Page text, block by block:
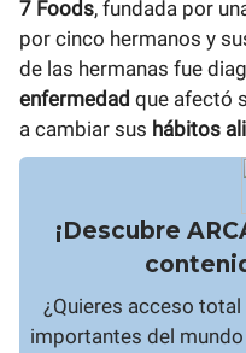
7 Foods, fundada por
por cinco hermanos y
de las hermanas fue
enfermedad que afectó
a cambiar sus hábitos
¡Descubre
¿Quieres acceso
importantes del